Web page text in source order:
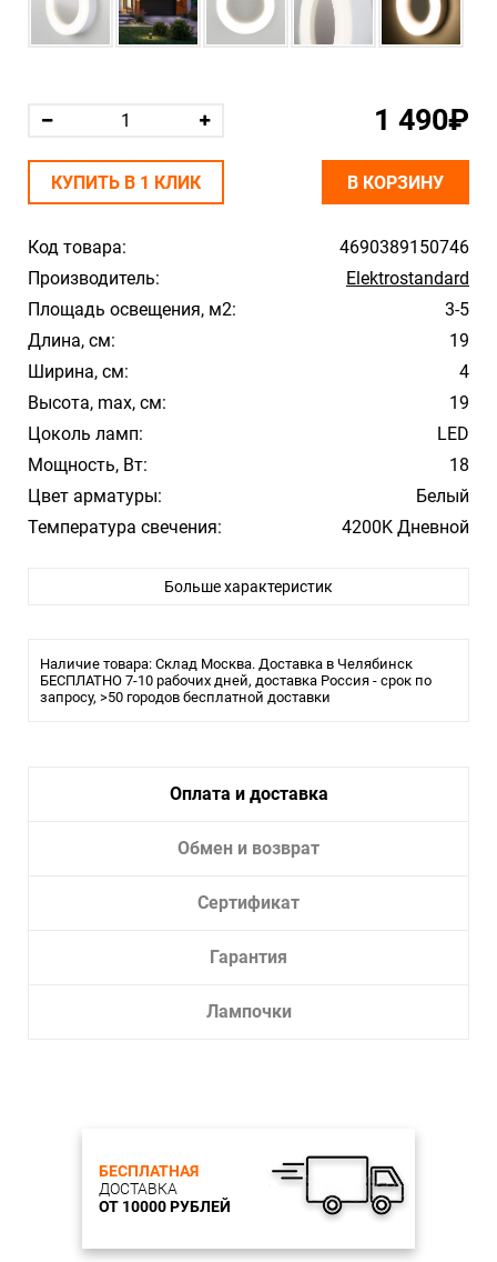
Код товара:
4690389150746
Производитель:
Elektrostandard
Площадь освещения, м2:
3-5
Длина, см:
19
Ширина, см:
4
Высота, max, см:
19
Цоколь ламп:
LED
Мощность, Вт:
18
Цвет арматуры:
Белый
Температура свечения:
4200K Дневной
Загородный дом, Улица
Тип лампы:
Светодиодная
Световой поток, лм: 1500
Питание: 230 В, 50 Гц
Способ монтажа: накладной
Степень пылевлагозащиты: IP65
Больше характеристик
Наличие товара: Склад Москва. Доставка в Челябинск
БЕСПЛАТНО 7-10 рабочих дней, доставка Россия - срок по
запросу, >50 городов бесплатной доставки
1 490₽
КУПИТЬ В 1 КЛИК В КОРЗИНУ
Оплата и доставка
Обмен и возврат
Сертификат
Гарантия
Лампочки
БЕСПЛАТНАЯ
ДОСТАВКА
ОТ 10000 РУБЛЕЙ